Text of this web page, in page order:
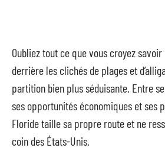
Oubliez tout ce que vous croyez
derrière les clichés de plages et
partition bien plus séduisante. Entre
ses opportunités économiques et ses
Floride taille sa propre route et ne
coin des États-Unis.